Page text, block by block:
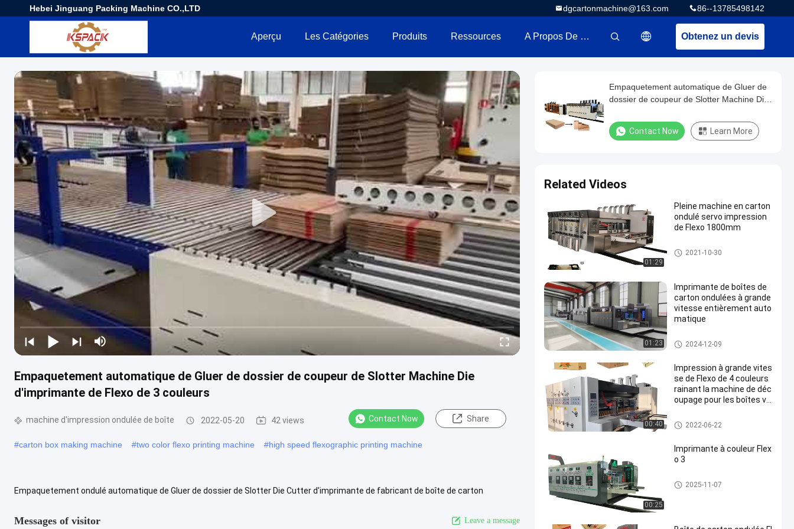
Hebei Jinguang Packing Machine CO.,LTD 86--13785498142
dgcartonmachine@163.com
Obtenez un devis
Aperçu Les Catégories Produits Ressources A Propos De Nous
Empaquetement automatique de Gluer de dossier de coupeur de Slotter Machine Die
d'imprimante de Flexo de 3 couleurs
machine d'impression ondulée de boîte 2022-05-20 42 views Contact Now Share
#carton box making machine #two color flexo printing machine #high speed flexographic printing machine
Empaquetement ondulé automatique de Gluer de dossier de Slotter Die Cutter d'imprimante de fabricant de boîte de carton
Messages of visitor Leave a message
Empaquetement automatique de Gluer de
dossier de coupeur de Slotter Machine Die
Contact Now Learn More
Related Videos
01:29
Pleine machine en carton
ondulé servo impression
de Flexo 1800mm
machine d'impression ondulé
e de boîte
2021-10-30
01:23
Imprimante de boîtes de
carton ondulées à grande
vitesse entièrement auto
matique
machine d'impression ondulé
e de boîte
2024-12-09
00:40
Impression à grande vites
se de Flexo de 4 couleurs
rainant la machine de déc
oupage pour les boîtes vé
machine d'impression ondulé
e de boîte
2022-06-22
00:25
Imprimante à couleur Flex
o 3
machine d'impression ondulé
e de boîte
2025-11-07